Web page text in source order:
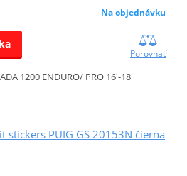
Na objednávku
Porovnať
1200 ENDURO/ PRO 16'-18'
PUIG GS 20153N čierna